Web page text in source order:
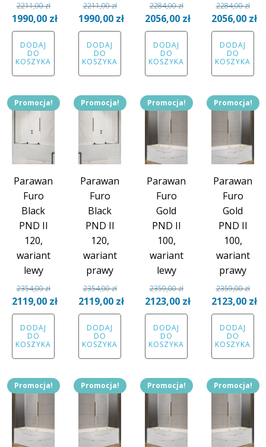
2211,00zł
Pierwotna
cena
wynosiła:
2211,00 zł.
1990,00 zł
Aktualna
cena
wynosi:
1990,00 zł.
DODAJ
DO
KOSZYKA
2211,00zł
Pierwotna
cena
wynosiła:
2211,00 zł.
1990,00 zł
Aktualna
cena
wynosi:
1990,00 zł.
DODAJ
DO
KOSZYKA
2284,00zł
Pierwotna
cena
wynosiła:
2284,00 zł.
2056,00 zł
Aktualna
cena
wynosi:
2056,00 zł.
DODAJ
DO
KOSZYKA
2284,00zł
Pierwotna
cena
wynosiła:
2284,00 zł.
2056,00 zł
cena
DODAJ
DO
KOSZYKA
Promocja!
Parawan
Furo
Black
PND II
120,
wariant
lewy
2354,00zł
Pierwotna
cena
wynosiła:
2354,00 zł.
2119,00 zł
Aktualna
cena
wynosi:
2119,00 zł.
DODAJ
DO
KOSZYKA
Promocja!
Parawan
Furo
Black
PND II
120,
wariant
prawy
2354,00zł
Pierwotna
cena
wynosiła:
2354,00 zł.
2119,00 zł
Aktualna
cena
wynosi:
2119,00 zł.
DODAJ
DO
KOSZYKA
Promocja!
Parawan
Furo
Gold
PND II
100,
wariant
lewy
2359,00zł
Pierwotna
cena
wynosiła:
2359,00 zł.
2123,00 zł
Aktualna
cena
wynosi:
2123,00 zł.
DODAJ
DO
KOSZYKA
Promocja!
Parawan
Furo
Gold
PND II
100,
wariant
prawy
2359,00zł
Pierwotna
cena
wynosiła:
2359,00 zł.
2123,00 zł
cena
DODAJ
DO
KOSZYKA
Promocja! Promocja! Promocja! Promocja!